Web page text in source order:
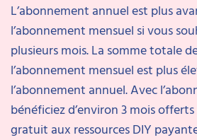
L’abonnement annuel est plus
l’abonnement mensuel si vous
plusieurs mois. La somme totale
l’abonnement mensuel est plus
l’abonnement annuel. Avec
bénéficiez d’environ 3 mois offerts
gratuit aux ressources DIY